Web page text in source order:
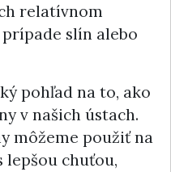
relatívnom
slín alebo
pohľad na to, ako
v našich ústach.
môžeme použiť na
lepšou chuťou,